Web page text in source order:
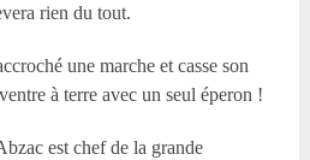
rien du tout.
une marche et casse son
à terre avec un seul éperon !
est chef de la grande